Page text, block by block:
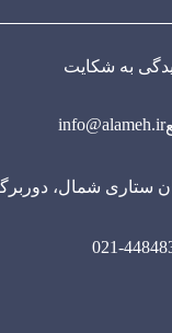
به شکایت
info@alameh.ir
ستاری شمال،
021-